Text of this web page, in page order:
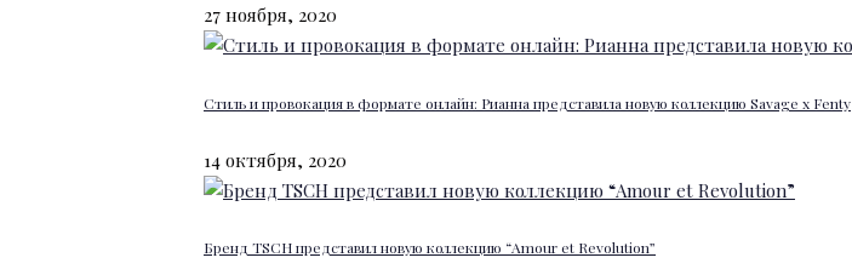
27 ноября, 2020
Стиль и провокация в формате онлайн: Рианна представила новую коллекцию Savage x Fenty
14 октября, 2020
Бренд TSCH представил новую коллекцию “Amour et Revolution”